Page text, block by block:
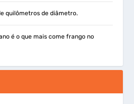
quilômetros de diâmetro.
é o que mais come frango no